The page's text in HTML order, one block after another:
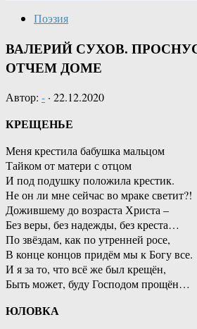
Поэзия
ВАЛЕРИЙ СУХОВ.
ОТЧЕМ ДОМЕ
Автор: - · 22.12.2020
КРЕЩЕНЬЕ
Меня крестила бабушка мальцом
Тайком от матери с отцом
И под подушку положила крестик.
Не он ли мне сейчас во мраке светит?!
Дожившему до возраста Христа –
Без веры, без надежды, без креста…
По звёздам, как по утренней росе,
В конце концов придём мы к Богу все.
И я за то, что всё же был крещён,
Быть может, буду Господом прощён…
ЮЛОВКА